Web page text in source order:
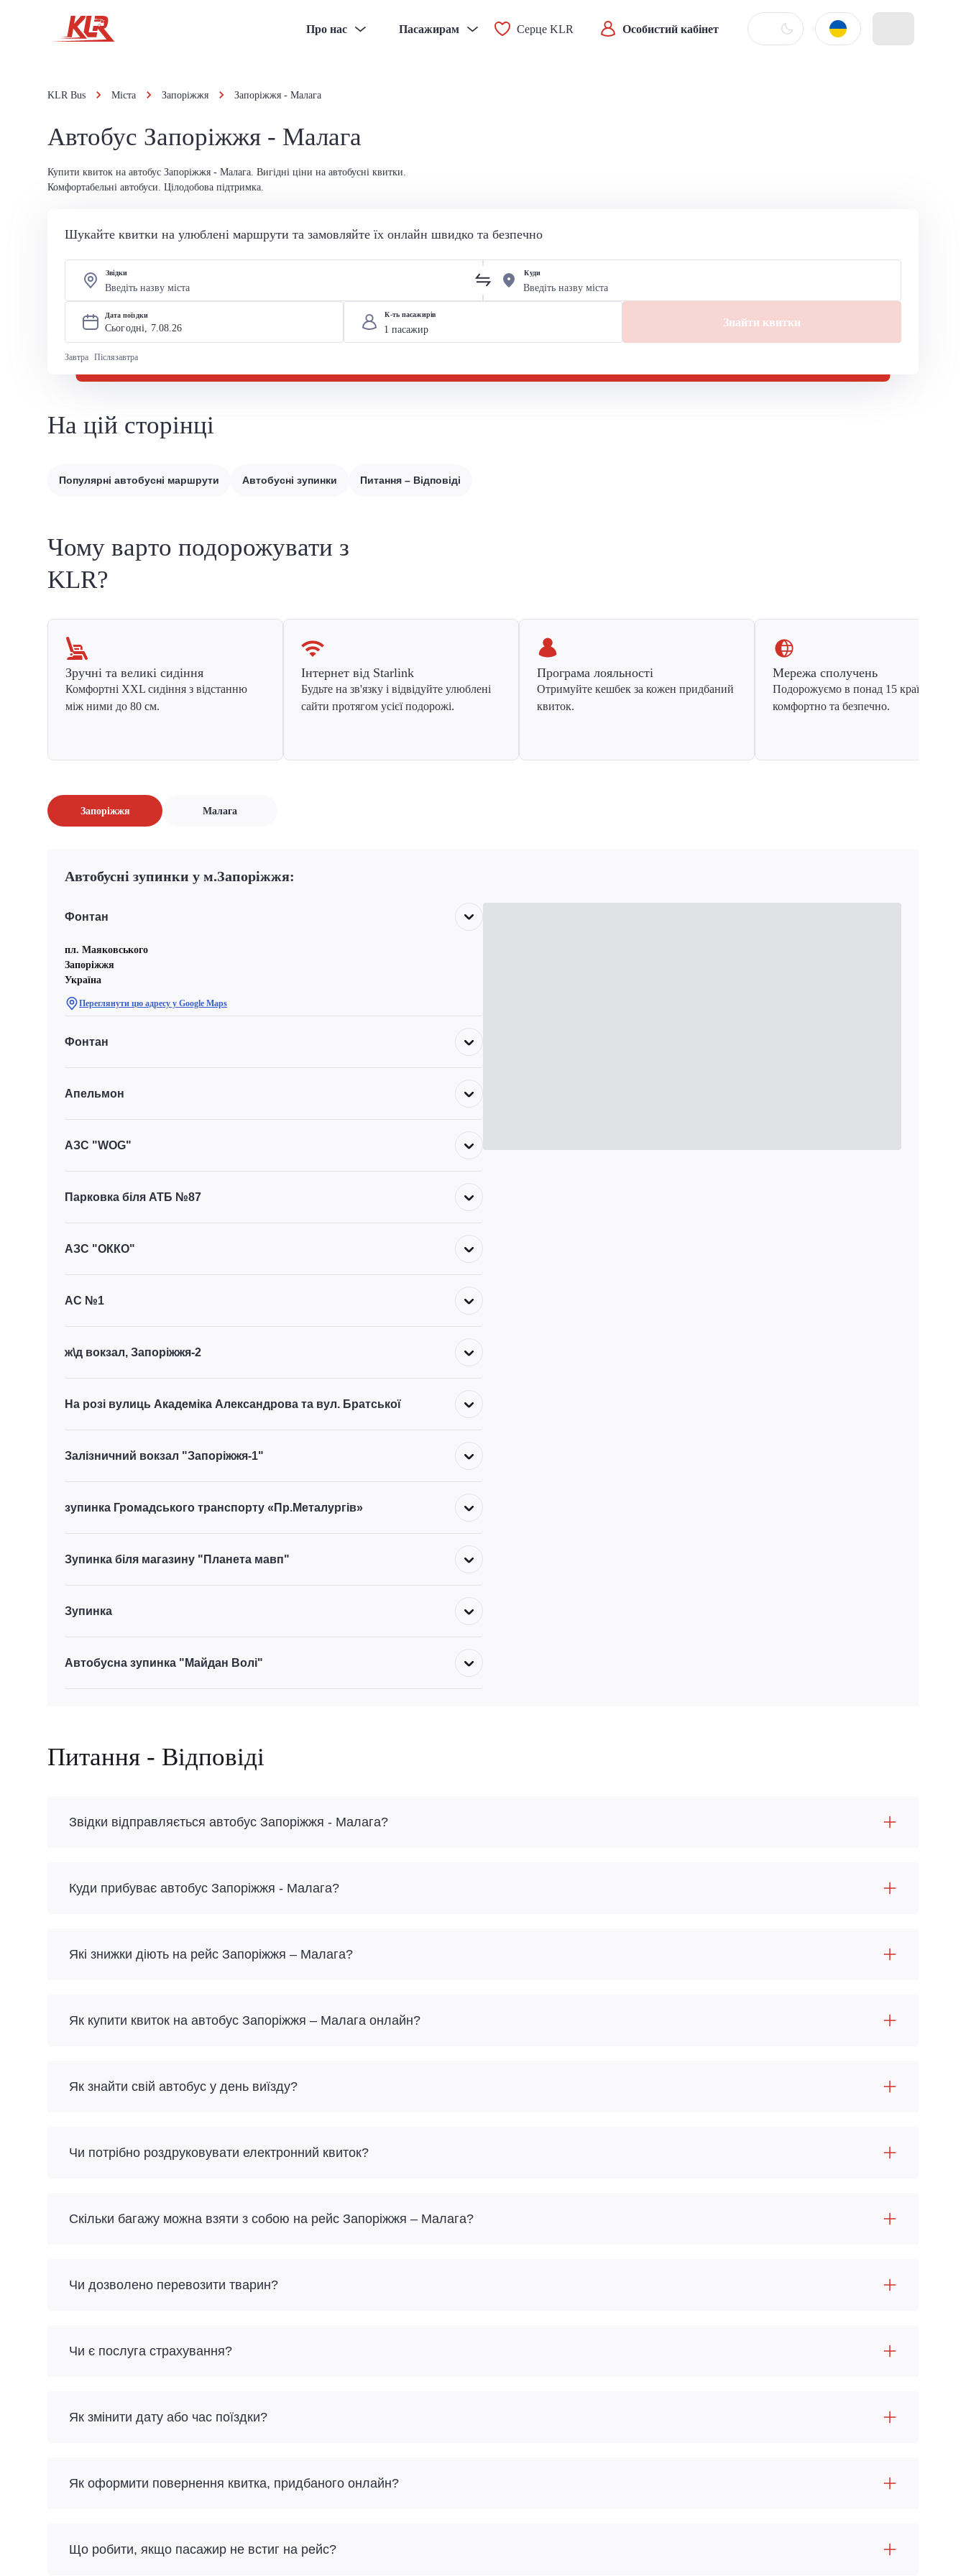
Про нас Пасажирам Серце KLR Особистий кабінет
KLR Bus Міста Запоріжжя Запоріжжя - Малага
Автобус Запоріжжя - Малага
Купити квиток на автобус Запоріжжя - Малага. Вигідні ціни на автобусні квитки.
Комфортабельні автобуси. Цілодобова підтримка.
Шукайте квитки на улюблені маршрути та замовляйте їх онлайн швидко та безпечно
Звідки Куди
Дата поїздки
Сьогодні, 7.08.26
Завтра Післязавтра
К-ть пасажирів
Знайти квитки
На цій сторінці
Популярні автобусні маршрути Автобусні зупинки Питання – Відповіді
Чому варто подорожувати з
KLR?
Зручні та великі сидіння
Комфортні XXL сидіння з відстанню
між ними до 80 см.
Інтернет від Starlink
Будьте на зв'язку і відвідуйте улюблені
сайти протягом усієї подорожі.
Програма лояльності
Отримуйте кешбек за кожен придбаний
квиток.
Мережа сполучень
Подорожуємо в понад 15 країн Європи
комфортно та безпечно.
Запоріжжя Малага
Автобусні зупинки у м.Запоріжжя:
Фонтан
пл. Маяковського
Запоріжжя
Україна
Переглянути цю адресу у Google Maps
Фонтан
Апельмон
АЗС "WOG"
Парковка біля АТБ №87
АЗС "ОККО"
АС №1
ж\д вокзал, Запоріжжя-2
На розі вулиць Академіка Александрова та вул. Братської
Залізничний вокзал "Запоріжжя-1"
зупинка Громадського транспорту «Пр.Металургів»
Зупинка біля магазину "Планета мавп"
Зупинка
Автобусна зупинка "Майдан Волі"
Питання - Відповіді
Звідки відправляється автобус Запоріжжя - Малага?
Куди прибуває автобус Запоріжжя - Малага?
Які знижки діють на рейс Запоріжжя – Малага?
Як купити квиток на автобус Запоріжжя – Малага онлайн?
Як знайти свій автобус у день виїзду?
Чи потрібно роздруковувати електронний квиток?
Скільки багажу можна взяти з собою на рейс Запоріжжя – Малага?
Чи дозволено перевозити тварин?
Чи є послуга страхування?
Як змінити дату або час поїздки?
Як оформити повернення квитка, придбаного онлайн?
Що робити, якщо пасажир не встиг на рейс?